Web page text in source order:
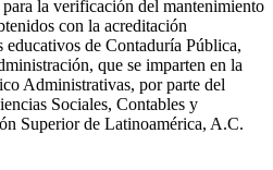
la verificación del mantenimiento
con la acreditación
educativos de Contaduría Pública,
que se imparten en la
Administrativas, por parte del
Sociales, Contables y
Superior de Latinoamérica, A.C.